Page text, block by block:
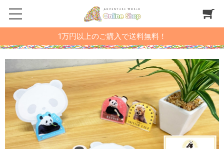
1万円以上のご購入で送料無料！